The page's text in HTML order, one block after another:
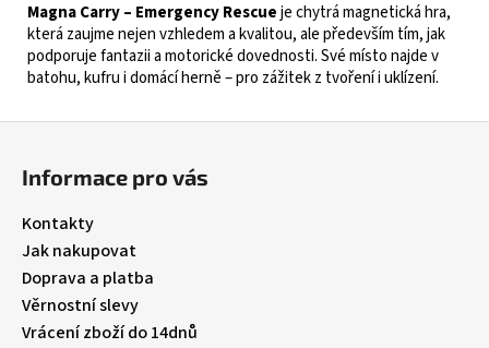
Magna Carry – Emergency Rescueje chytrá magnetická hra,
která zaujme nejen vzhledem a kvalitou, ale především tím, jak
podporuje fantazii a motorické dovednosti. Své místo najde v
batohu, kufru i domácí herně – pro zážitek z tvoření i uklízení.
Informace pro vás
Kontakty
Jak nakupovat
Doprava a platba
Věrnostní slevy
Vrácení zboží do 14dnů